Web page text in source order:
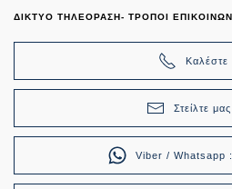
ΔΙΚΤΥΟ ΤΗΛΕΟΡΑΣΗ- ΤΡΟΠΟΙ
Καλέστε
Στείλτε
Viber / Whatsapp